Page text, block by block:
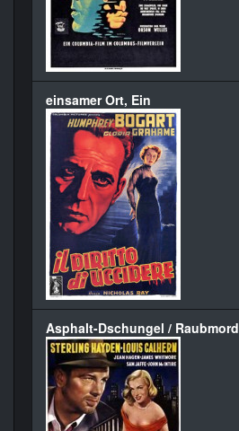
einsamer Ort, Ein
Asphalt-Dschungel / Raubmord